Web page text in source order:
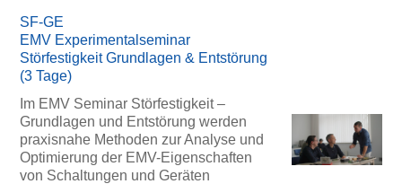
SF-GE
EMV Experimentalseminar
Störfestigkeit Grundlagen & Entstörung
(3 Tage)
Im EMV Seminar Störfestigkeit –
Grundlagen und Entstörung werden
praxisnahe Methoden zur Analyse und
Optimierung der EMV-Eigenschaften
von Schaltungen und Geräten